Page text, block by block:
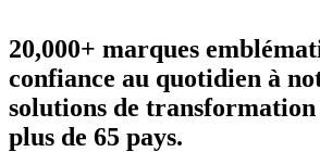
20,000+ marques
confiance au quotidien à
solutions de
plus de 65 pays.